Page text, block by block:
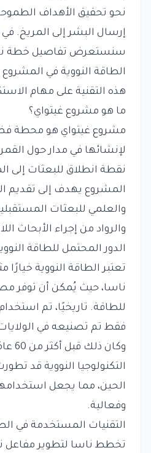
نحو تحقيق الأهداف
إرسال البشر إلى المريخ. في
سنستعرض تفاصيل خطة
الطاقة النووية في
هذه التقنية على مهام
ما هو مشروع غيتواي؟
مشروع غيتواي هو محطة
لإنشائها في مدار حول
نقطة انطلاق للبعثات إلى
المشروع يهدف إلى تقديم
والعلمي للبعثات
والرواد من إجراء الأبحاث
الدور المحتمل للطاقة
تعتبر الطاقة النووية خيارًا
ناسا، حيث يُمكن أن توفر
للطاقة. تاريخيًا، تم
فقط تم تصنيعه في
وكان
التكنولوجيا النووية قد
الحين، مما يجعل
وفعالية.
التقنيات المستخدمة في
تخطط ناسا لتطوير مفاعل